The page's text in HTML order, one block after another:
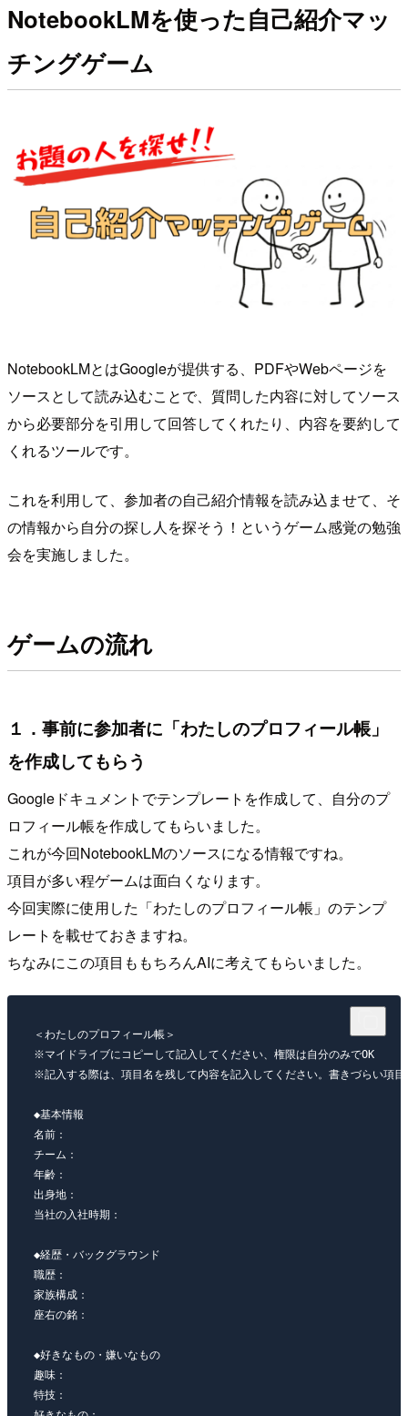
NotebookLMを使った自己紹介マッ
チングゲーム
NotebookLMとはGoogleが提供する、PDFやWebページを
ソースとして読み込むことで、質問した内容に対してソース
から必要部分を引用して回答してくれたり、内容を要約して
くれるツールです。
これを利用して、参加者の自己紹介情報を読み込ませて、そ
の情報から自分の探し人を探そう！というゲーム感覚の勉強
会を実施しました。
ゲームの流れ
１．事前に参加者に「わたしのプロフィール帳」
を作成してもらう
Googleドキュメントでテンプレートを作成して、自分のプ
ロフィール帳を作成してもらいました。
これが今回NotebookLMのソースになる情報ですね。
項目が多い程ゲームは面白くなります。
今回実際に使用した「わたしのプロフィール帳」のテンプ
レートを載せておきますね。
ちなみにこの項目ももちろんAIに考えてもらいました。
＜わたしのプロフィール帳＞
※マイドライブにコピーして記入してください、権限は自分のみでOK
※記入する際は、項目名を残して内容を記入してください。書きづらい項
◆基本情報
名前：
チーム：
年齢：
出身地：
当社の入社時期：
◆経歴・バックグラウンド
職歴：
家族構成：
座右の銘：
◆好きなもの・嫌いなもの
趣味：
特技：